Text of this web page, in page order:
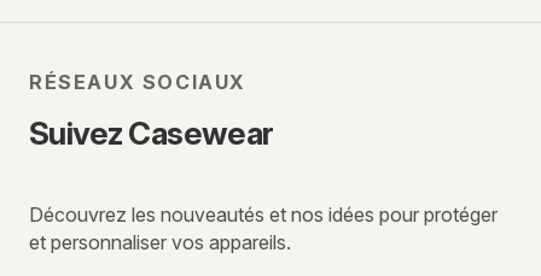
RÉSEAUX SOCIAUX
Suivez Casewear
Découvrez les nouveautés et nos idées pour protéger
et personnaliser vos appareils.